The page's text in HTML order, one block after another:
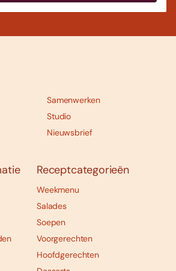
Samenwerken
Studio
Nieuwsbrief
Receptcategorieën
Weekmenu
Salades
Soepen
Voorgerechten
Hoofdgerechten